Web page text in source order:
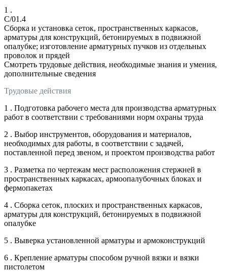
1 .
C/01.4
Сборка и установка сеток, пространственных каркасов,
арматуры для конструкций, бетонируемых в подвижной
опалубке; изготовление арматурных пучков из отдельных
проволок и прядей
Смотреть трудовые действия, необходимые знания и умения,
дополнительные сведения
Трудовые действия
1 . Подготовка рабочего места для производства арматурных
работ в соответствии с требованиями норм охраны труда
2 . Выбор инструментов, оборудования и материалов,
необходимых для работы, в соответствии с задачей,
поставленной перед звеном, и проектом производства работ
3 . Разметка по чертежам мест расположения стержней в
пространственных каркасах, армоопалубочных блоках и
фермопакетах
4 . Сборка сеток, плоских и пространственных каркасов,
арматуры для конструкций, бетонируемых в подвижной
опалубке
5 . Выверка установленной арматуры и армоконструкций
6 . Крепление арматуры способом ручной вязки и вязки
пистолетом